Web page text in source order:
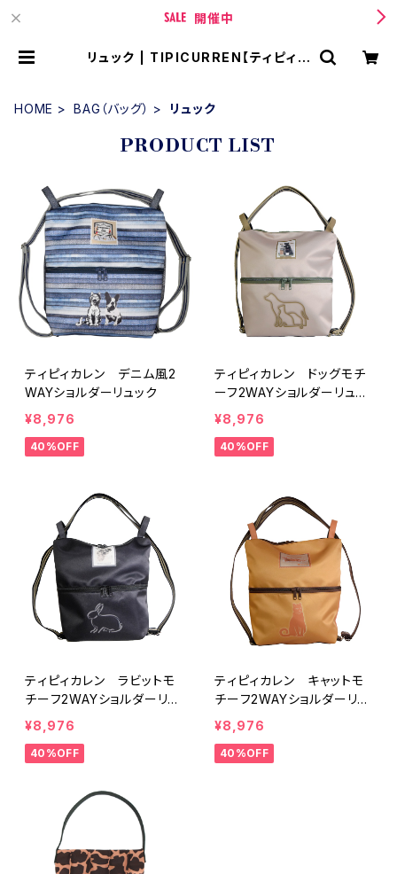
開催中
リュック | TIPICURREN【ティピィカ
HOME BAG（バッグ） リュック
PRODUCT LIST
ティピィカレン デニム風2
WAYショルダーリュック
¥8,976
40%OFF
ティピィカレン ドッグモチ
ーフ2WAYショルダーリュッ
ク
¥8,976
40%OFF
ティピィカレン ラビットモ
チーフ2WAYショルダーリュ
ック
¥8,976
40%OFF
ティピィカレン キャットモ
チーフ2WAYショルダーリュ
ック
¥8,976
40%OFF